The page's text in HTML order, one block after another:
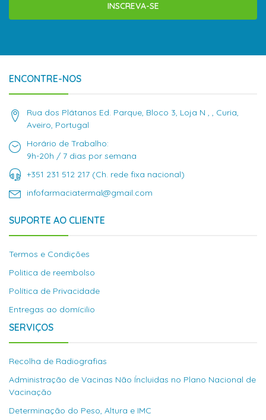
INSCREVA-SE
ENCONTRE-NOS
Rua dos Plátanos Ed. Parque, Bloco 3, Loja N , , Curia,
Aveiro, Portugal
Horário de Trabalho:
9h-20h / 7 dias por semana
+351 231 512 217 (Ch. rede fixa nacional)
infofarmaciatermal@gmail.com
SUPORTE AO CLIENTE
Termos e Condições
Politica de reembolso
Política de Privacidade
Entregas ao domícilio
SERVIÇOS
Recolha de Radiografias
Administração de Vacinas Não Íncluidas no Plano Nacional de
Vacinação
Determinação do Peso, Altura e IMC